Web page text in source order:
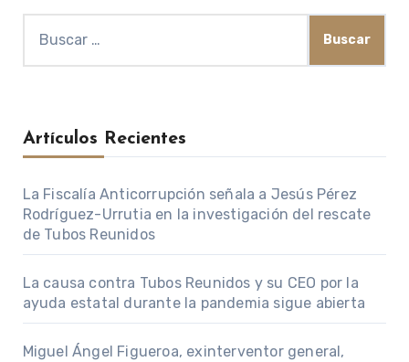
Artículos Recientes
La Fiscalía Anticorrupción señala a Jesús Pérez
Rodríguez-Urrutia en la investigación del rescate
de Tubos Reunidos
La causa contra Tubos Reunidos y su CEO por la
ayuda estatal durante la pandemia sigue abierta
Miguel Ángel Figueroa, exinterventor general,